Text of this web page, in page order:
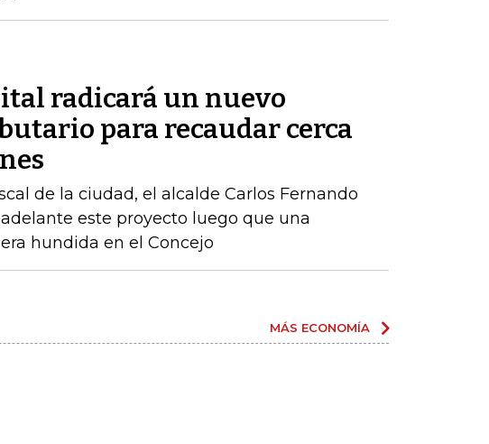
radicará un nuevo
para recaudar cerca
de la ciudad, el alcalde Carlos Fernando
este proyecto luego que una
hundida en el Concejo
MÁS ECONOMÍA